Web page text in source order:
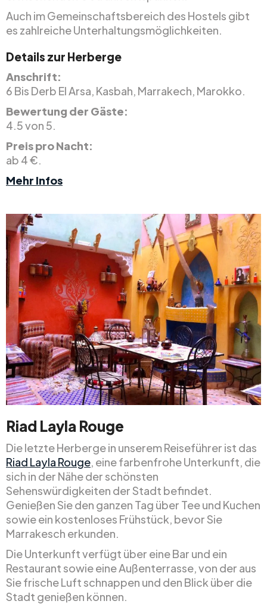
Auch im Gemeinschaftsbereich des Hostels gibt
es zahlreiche Unterhaltungsmöglichkeiten.
Details zur Herberge
Anschrift:
6 Bis Derb El Arsa, Kasbah, Marrakech, Marokko.
Bewertung der Gäste:
4.5 von 5.
Preis pro Nacht:
ab 4 €.
Mehr Infos
Riad Layla Rouge
Die letzte Herberge in unserem Reiseführer ist das
Riad Layla Rouge, eine farbenfrohe Unterkunft, die
sich in der Nähe der schönsten
Sehenswürdigkeiten der Stadt befindet.
Genießen Sie den ganzen Tag über Tee und Kuchen
sowie ein kostenloses Frühstück, bevor Sie
Marrakesch erkunden.
Die Unterkunft verfügt über eine Bar und ein
Restaurant sowie eine Außenterrasse, von der aus
Sie frische Luft schnappen und den Blick über die
Stadt genießen können.